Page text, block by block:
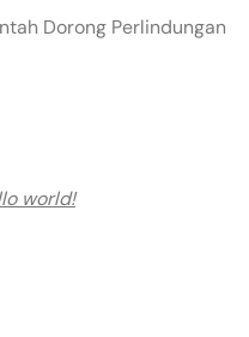
Dorong Perlindungan
world!